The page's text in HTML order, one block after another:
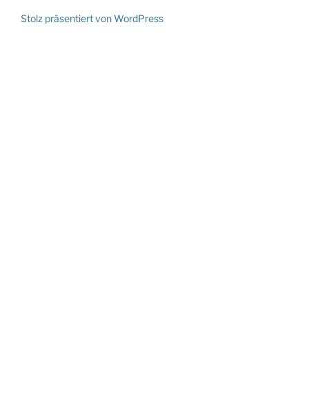
Stolz präsentiert von WordPress